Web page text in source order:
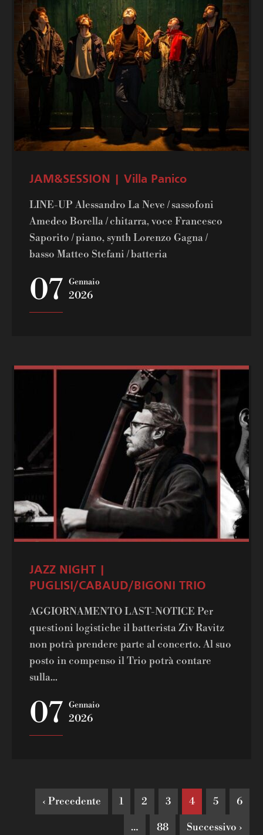
JAM&SESSION | Villa Panico
LINE-UP Alessandro La Neve / sassofoni
Amedeo Borella / chitarra, voce Francesco
Saporito / piano, synth Lorenzo Gagna /
basso Matteo Stefani / batteria
07 Gennaio
2026
JAZZ NIGHT |
PUGLISI/CABAUD/BIGONI TRIO
AGGIORNAMENTO LAST-NOTICE Per
questioni logistiche il batterista Ziv Ravitz
non potrà prendere parte al concerto. Al suo
posto in compenso il Trio potrà contare
sulla...
07 Gennaio
2026
‹ Precedente 1 2 3 4 5
6
…
88 Successivo ›